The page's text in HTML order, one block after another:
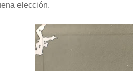
elección.